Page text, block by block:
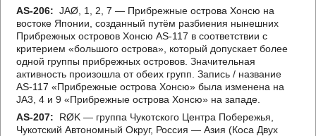
AS-206: JAØ, 1, 2, 7 — Прибрежные острова Хонсю на
востоке Японии, созданный путём разбиения нынешних
Прибрежных островов Хонсю AS-117 в соответствии с
критерием «большого острова», который допускает более
одной группы прибрежных островов. Значительная
активность произошла от обеих групп. Запись / название
AS-117 «Прибрежные острова Хонсю» была изменена на
JA3, 4 и 9 «Прибрежные острова Хонсю» на западе.
AS-207: RØK — группа Чукотского Центра Побережья,
Чукотский Автономный Округ, Россия — Азия (Коса Двух